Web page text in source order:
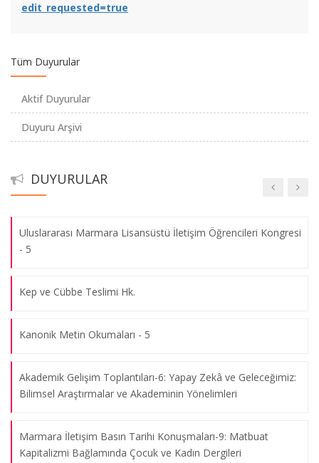
edit_requested=true
Tüm Duyurular
Aktif Duyurular
Duyuru Arşivi
DUYURULAR
Erasmus Yabancı Dil Yeterlilik Sınavı Başvuruları
Akademik Gelişim Toplantıları-5 Başlıyor: Yurt Dışı Araştırma
Deneyimi
Marmara Medya Merkezi’nin (MMM) yenilenen haber sitesi
yayında
5. Marmara Uluslararası Lisansüstü İletişim Öğrencileri
Uluslararası Marmara Lisansüstü İletişim Öğrencileri Kongresi
- 5
Kep ve Cübbe Teslimi Hk.
Kanonik Metin Okumaları - 5
Akademik Gelişim Toplantıları-6: Yapay Zekâ ve Geleceğimiz:
Bilimsel Araştırmalar ve Akademinin Yönelimleri
Marmara İletişim Basın Tarihi Konuşmaları-9: Matbuat
Kapitalizmi Bağlamında Çocuk ve Kadın Dergileri